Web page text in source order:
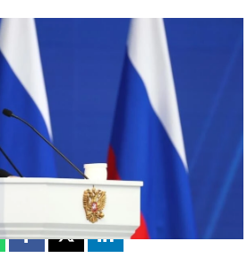
La amenaza de Putin a Occidente |
de febrero de 2024, 14:38
de febrero de 2024, 13:24
Facebook
X Linkedin